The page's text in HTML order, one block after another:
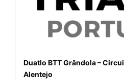
Duatlo BTT Grândola –
Alentejo